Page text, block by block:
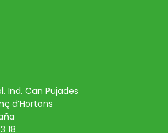
Ind. Can Pujades
d’Hortons
18